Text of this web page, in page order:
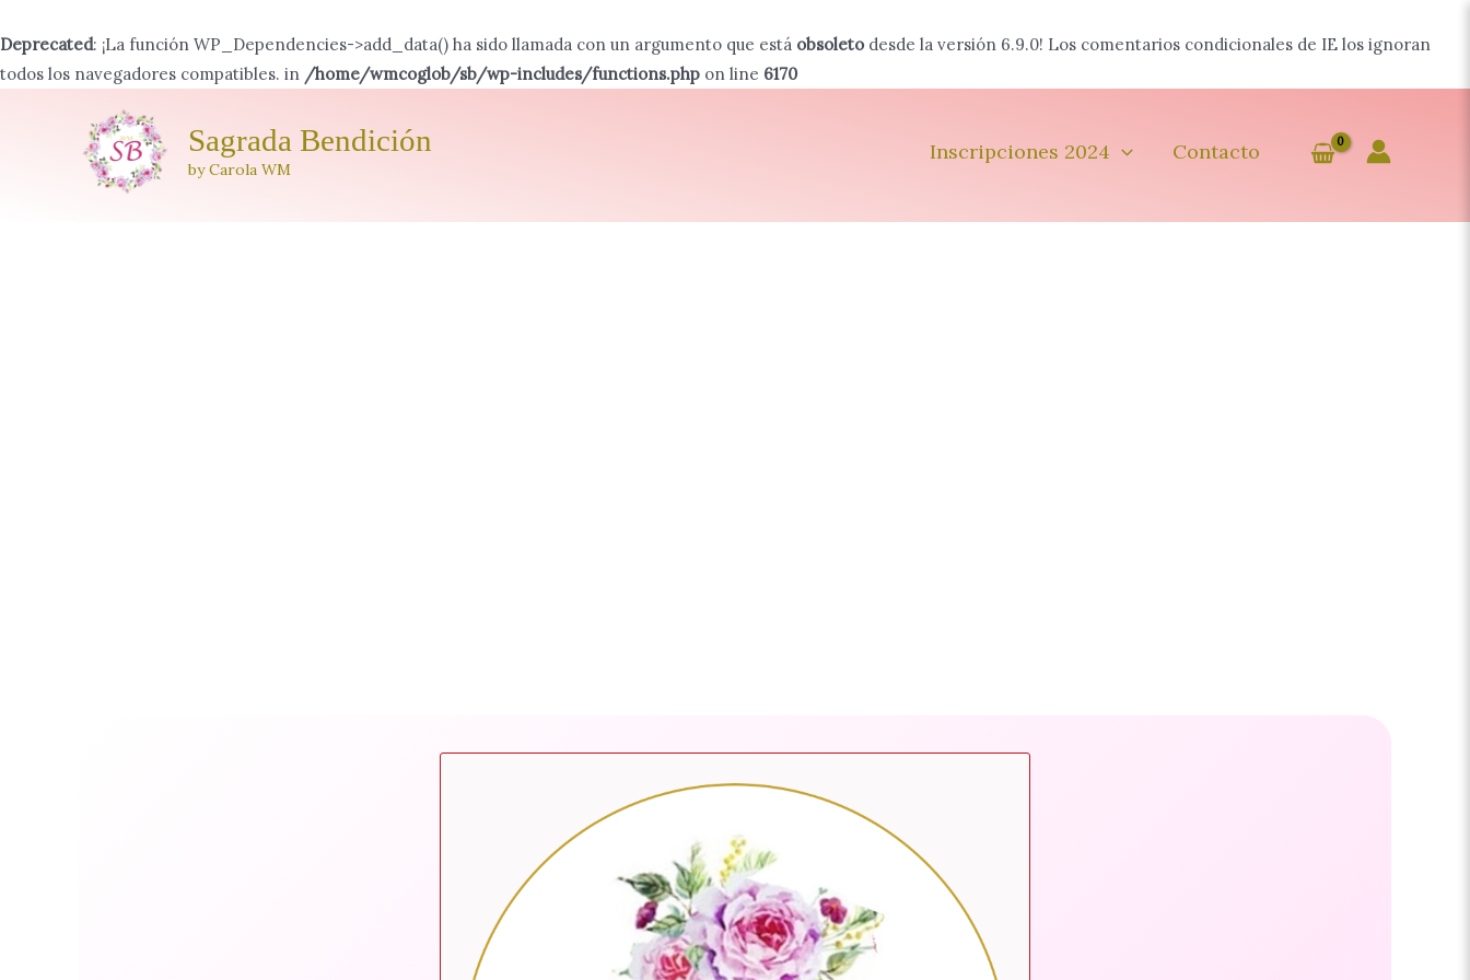
Deprecated: ¡La función WP_Dependencies->add_data() ha sido llamada con un argumento que está obsoleto desde la versión 6.9.0! Los comentarios condicionales de IE los ignoran
todos los navegadores compatibles. in /home/wmcoglob/sb/wp-includes/functions.php on line 6170
Sagrada Bendición
by Carola WM
Inscripciones 2024 Contacto